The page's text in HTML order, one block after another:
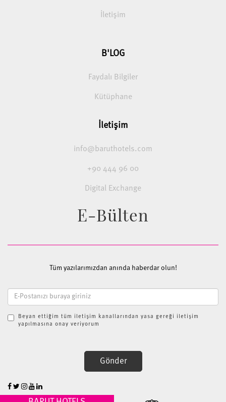
İletişim
B'LOG
Faydalı Bilgiler
Kütüphane
İletişim
info@baruthotels.com
+90 444 96 00
Digital Exchange
E-Bülten
Tüm yazılarımızdan anında haberdar olun!
Beyan ettiğim tüm iletişim kanallarından yasa gereği iletişim
yapılmasına onay veriyorum